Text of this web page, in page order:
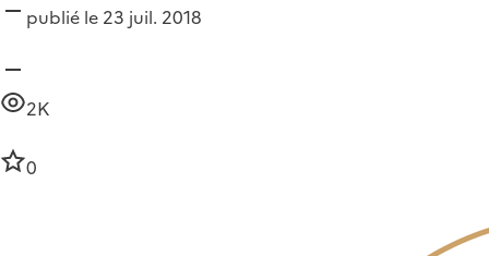
publié le 23 juil. 2018
2K
0